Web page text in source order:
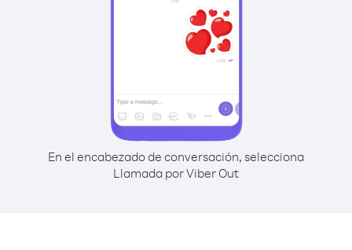
En el encabezado de conversación, selecciona
Llamada por Viber Out